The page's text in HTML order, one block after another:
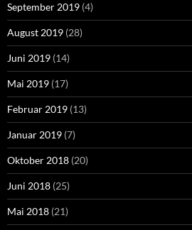
September 2019 (4)
August 2019 (28)
Juni 2019 (14)
Mai 2019 (17)
Februar 2019 (13)
Januar 2019 (7)
Oktober 2018 (20)
Juni 2018 (25)
Mai 2018 (21)